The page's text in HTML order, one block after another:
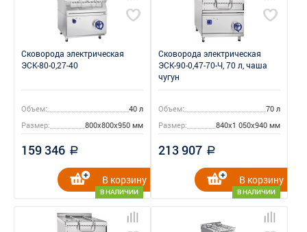
Сковорода электрическая
ЭСК-80-0,27-40
Объем:
40 л
Размер:
800x800x950 мм
159 346 a
В НАЛИЧИИ
В корзину
Сковорода электрическая
ЭСК-90-0,47-70-Ч, 70 л, чаша
чугун
Объем:
70 л
Размер:
840x1 050x940 мм
213 907 a
В НАЛИЧИИ
В корзину